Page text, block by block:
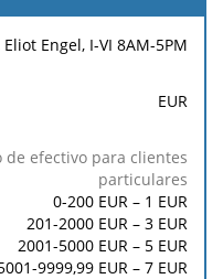
Eliot Engel, I-VI 8AM-5PM
EUR
0-200 EUR – 1 EUR
201-2000 EUR – 3 EUR
2001-5000 EUR – 5 EUR
9999,99 EUR – 7 EUR